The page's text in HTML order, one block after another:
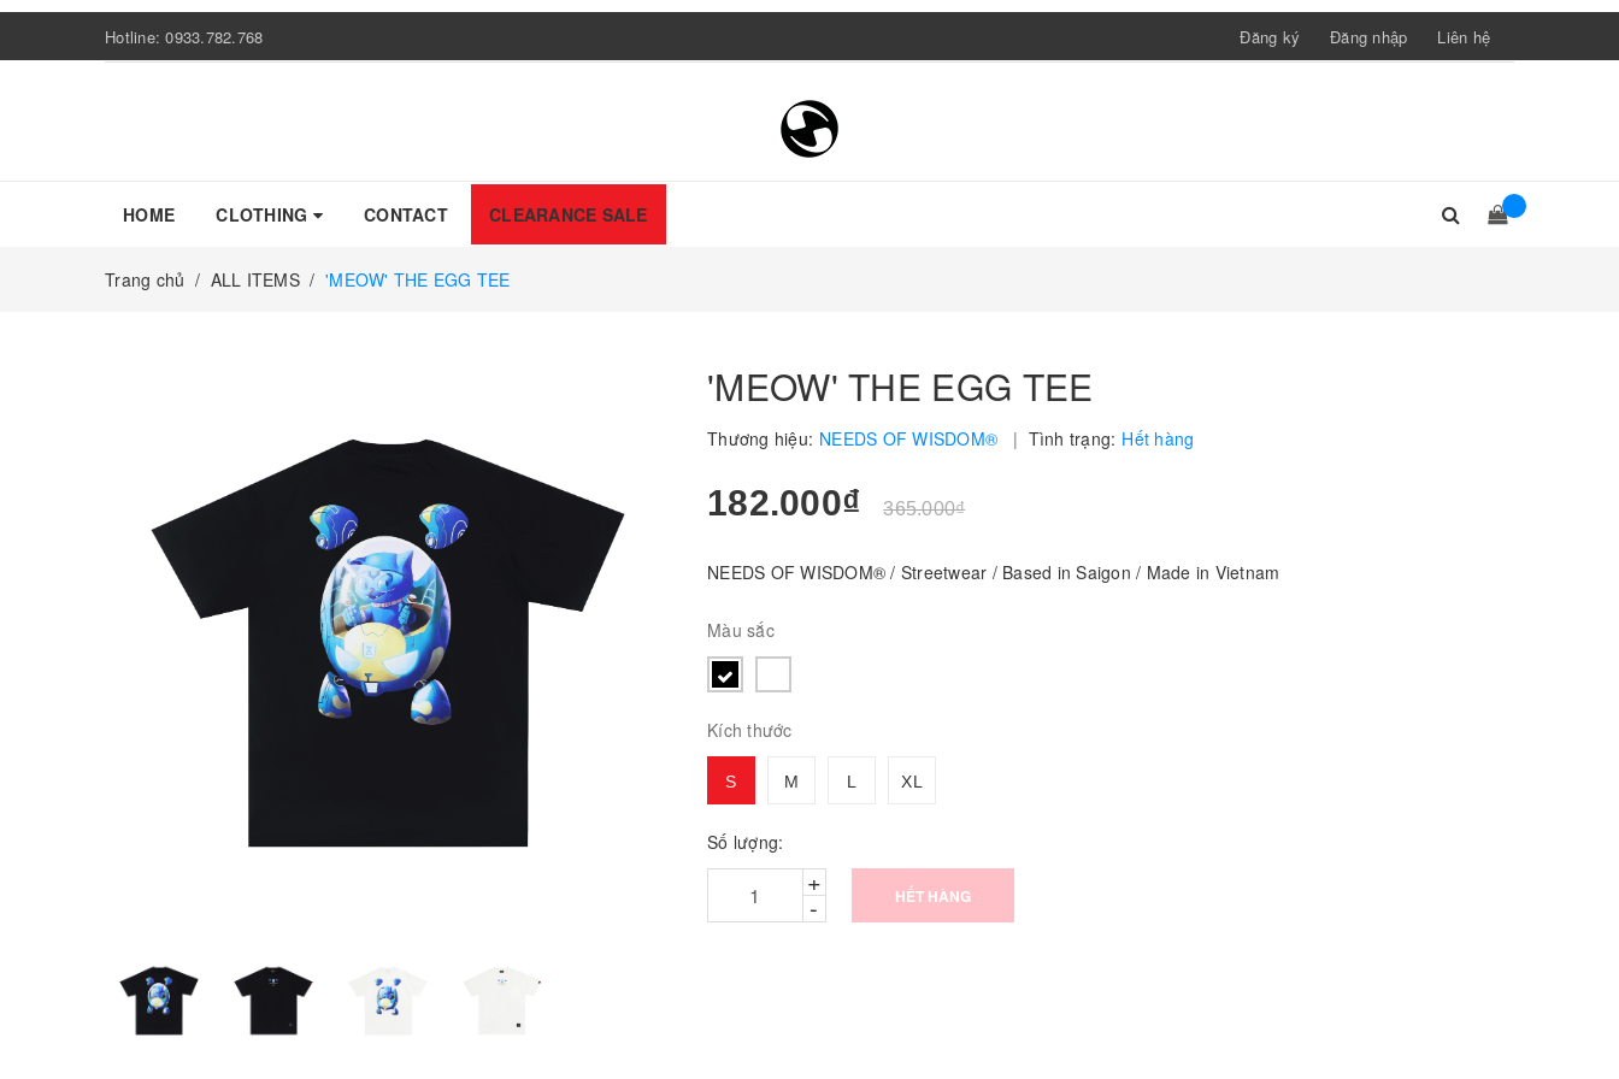
Hotline:0933.782.768 Đăng ký Đăng nhập Liên hệ
HOME CLOTHING CONTACT CLEARANCE SALE
Trang chủ / ALL ITEMS / 'MEOW' THE EGG TEE
'MEOW' THE EGG TEE
Thương hiệu: NEEDS OF WISDOM® | Tình trạng: Hết hàng
182.000₫ 365.000₫
NEEDS OF WISDOM® / Streetwear / Based in Saigon / Made in Vietnam
Màu sắc
Kích thước
S M L XL
Số lượng:
+
- HẾT HÀNG